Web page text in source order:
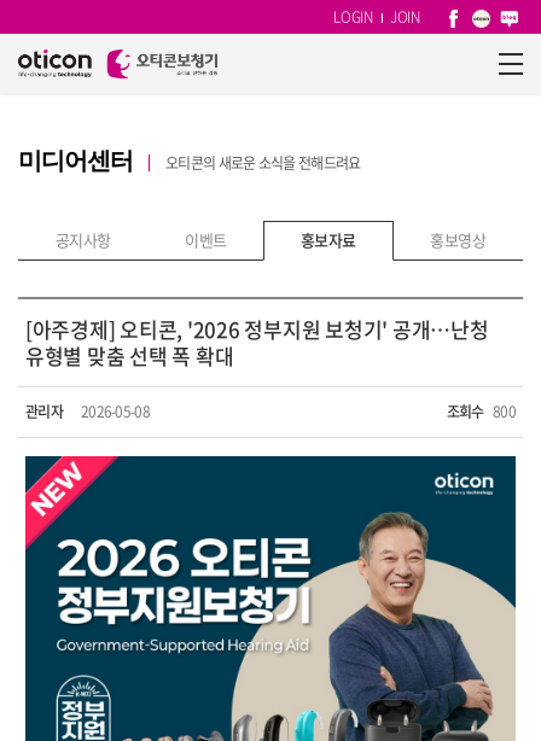
LOGIN JOIN
미디어센터 오티콘의 새로운 소식을 전해드려요
공지사항 이벤트 홍보자료 홍보영상
[아주경제] 오티콘, '2026 정부지원 보청기' 공개…난청
유형별 맞춤 선택 폭 확대
관리자 2026-05-08 조회수 800